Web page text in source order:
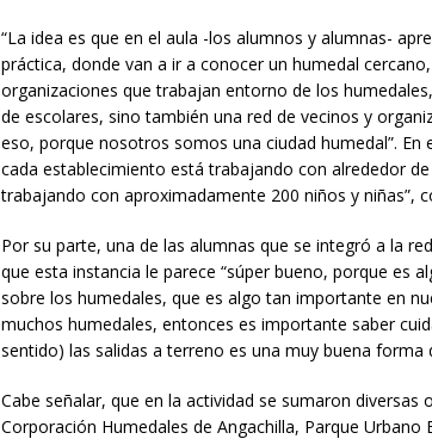
“La idea es que en el aula -los alumnos y alumnas-
práctica, donde van a ir a conocer un humedal
organizaciones que trabajan entorno de los
de escolares, sino también una red de vecinos y
eso, porque nosotros somos una ciudad humedal”.
cada establecimiento está trabajando con alrededor
trabajando con aproximadamente 200 niños y niñas”,
Por su parte, una de las alumnas que se integró a la
que esta instancia le parece “súper bueno, porque es
sobre los humedales, que es algo tan importante en
muchos humedales, entonces es importante saber
sentido) las salidas a terreno es una muy buena forma
Cabe señalar, que en la actividad se sumaron
Corporación Humedales de Angachilla, Parque Urbano